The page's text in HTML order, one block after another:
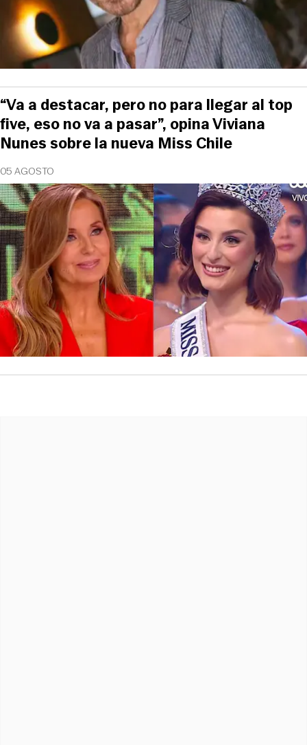
05 AGOSTO
“Va a destacar, pero no para llegar al top
five, eso no va a pasar”, opina Viviana
Nunes sobre la nueva Miss Chile